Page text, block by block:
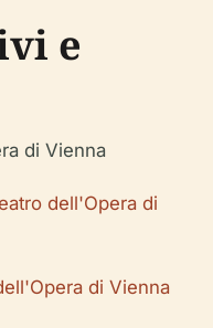
e
dell'Opera di
di Vienna